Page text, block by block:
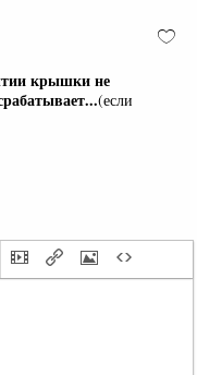
крышки не
(если